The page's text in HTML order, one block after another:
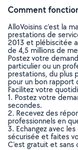
Comment
AlloVoisins c’est la
prestations de
2013 et plébiscitée
de 4,5 millions de
Postez votre
particulier ou un
prestations, du plus
pour un bon rapport
Facilitez votre
1. Postez votre
secondes.
2. Recevez des
professionnels en
3. Echangez avec
sécurisée et faites
C’est gratuit et sans